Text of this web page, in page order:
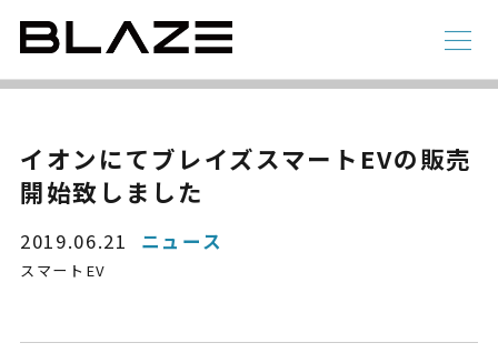
電動アシスト自転車
NEWS
イオンにてブレイズスマートEVの販売
開始致しました
2019.06.21 ニュース
スマートEV